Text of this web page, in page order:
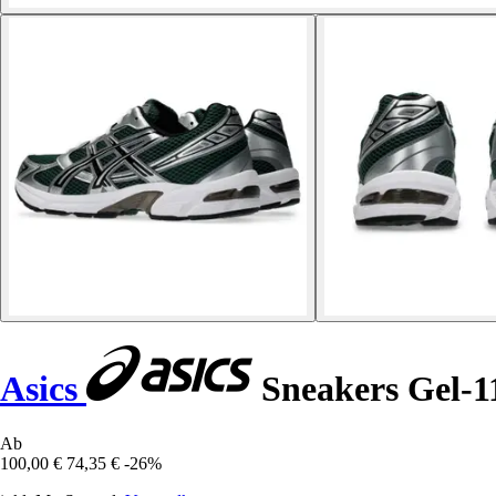
Asics Sneakers Gel-
Ab
100,00 € 74,35 € -26%